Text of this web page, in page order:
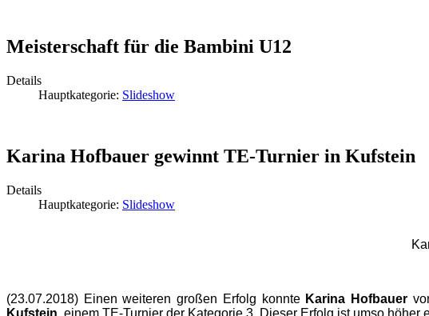
Meisterschaft für die Bambini U12
Details
Hauptkategorie: Slideshow
Karina Hofbauer gewinnt TE-Turnier in Kufstein
Details
Hauptkategorie: Slideshow
(23.07.2018) Einen weiteren großen Erfolg konnte Karina Hofbauer
Kufstein , einem TE-Turnier der Kategorie 3. Dieser Erfolg ist umso